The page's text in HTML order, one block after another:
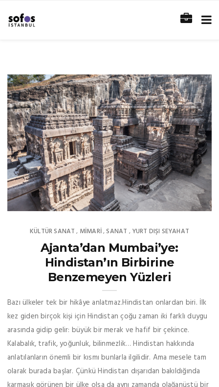
KÜLTÜR SANAT , MIMARI,SANAT , YURT DIŞI SEYAHAT
Ajanta’dan Mumbai’ye:
Hindistan’ın Birbirine
Benzemeyen Yüzleri
Bazı ülkeler tek bir hikâye anlatmaz.Hindistan onlardan biri. İlk
kez giden birçok kişi için Hindistan çoğu zaman iki farklı duygu
arasında gidip gelir: büyük bir merak ve hafif bir çekince.
Kalabalık, trafik, yoğunluk, bilinmezlik… Hindistan hakkında
anlatılanların önemli bir kısmı bunlarla ilgilidir. Ama mesele tam
olarak burada başlar. Çünkü Hindistan dışarıdan bakıldığında